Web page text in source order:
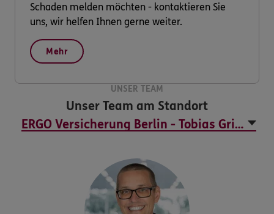
Schaden melden möchten - kontaktieren Sie
uns, wir helfen Ihnen gerne weiter.
Mehr
UNSER TEAM
Unser Team am Standort